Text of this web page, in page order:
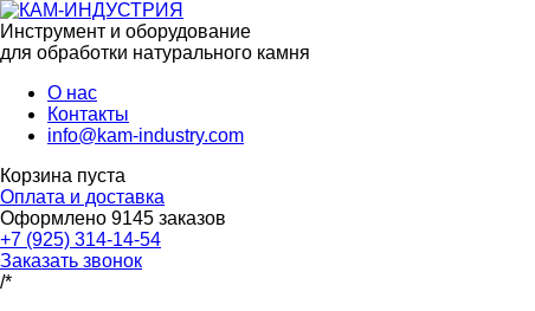
Инструмент и оборудование
для обработки натурального камня
О нас
Контакты
info@kam-industry.com
Корзина пуста
Оплата и доставка
Оформлено 9145 заказов
+7 (925) 314-14-54
Заказать звонок
/*